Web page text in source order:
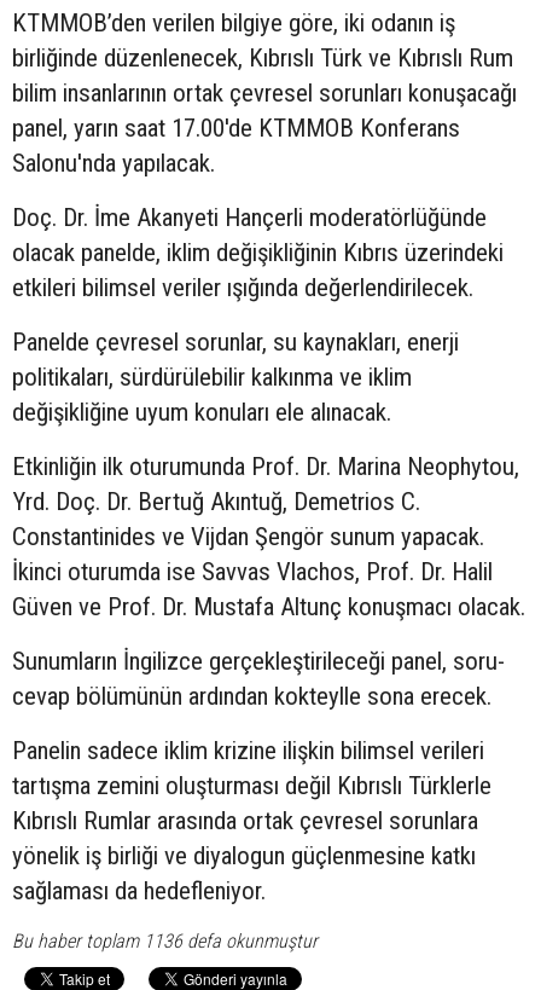
KTMMOB’den verilen bilgiye göre, iki odanın iş
birliğinde düzenlenecek, Kıbrıslı Türk ve Kıbrıslı Rum
bilim insanlarının ortak çevresel sorunları konuşacağı
panel, yarın saat 17.00'de KTMMOB Konferans
Salonu'nda yapılacak.
Doç. Dr. İme Akanyeti Hançerli moderatörlüğünde
olacak panelde, iklim değişikliğinin Kıbrıs üzerindeki
etkileri bilimsel veriler ışığında değerlendirilecek.
Panelde çevresel sorunlar, su kaynakları, enerji
politikaları, sürdürülebilir kalkınma ve iklim
değişikliğine uyum konuları ele alınacak.
Etkinliğin ilk oturumunda Prof. Dr. Marina Neophytou,
Yrd. Doç. Dr. Bertuğ Akıntuğ, Demetrios C.
Constantinides ve Vijdan Şengör sunum yapacak.
İkinci oturumda ise Savvas Vlachos, Prof. Dr. Halil
Güven ve Prof. Dr. Mustafa Altunç konuşmacı olacak.
Sunumların İngilizce gerçekleştirileceği panel, soru-
cevap bölümünün ardından kokteylle sona erecek.
Panelin sadece iklim krizine ilişkin bilimsel verileri
tartışma zemini oluşturması değil Kıbrıslı Türklerle
Kıbrıslı Rumlar arasında ortak çevresel sorunlara
yönelik iş birliği ve diyalogun güçlenmesine katkı
sağlaması da hedefleniyor.
Bu haber toplam 1136 defa okunmuştur